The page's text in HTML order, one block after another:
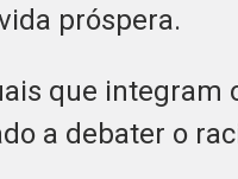
próspera.
que integram
a debater o